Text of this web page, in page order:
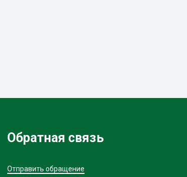
Обратная связь
Отправить обращение